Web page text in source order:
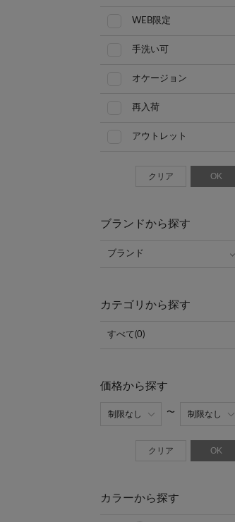
WEB限定
手洗い可
オケージョン
再入荷
アウトレット
クリア OK
ブランドから探す
ブランド
カテゴリから探す
すべて(0)
価格から探す
クリア OK
カラーから探す